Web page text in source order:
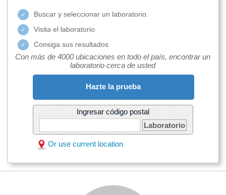
Buscar y seleccionar un laboratorio.
Visita el laboratorio
Consiga sus resultados
Con más de 4000 ubicaciones en todo el país, encontrar un
laboratorio cerca de usted
Hazte la prueba
Ingresar código postal
Laboratorio
Or use current location